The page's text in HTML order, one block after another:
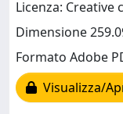
Licenza: Creative
Dimensione
Formato Adobe
Visualizza/